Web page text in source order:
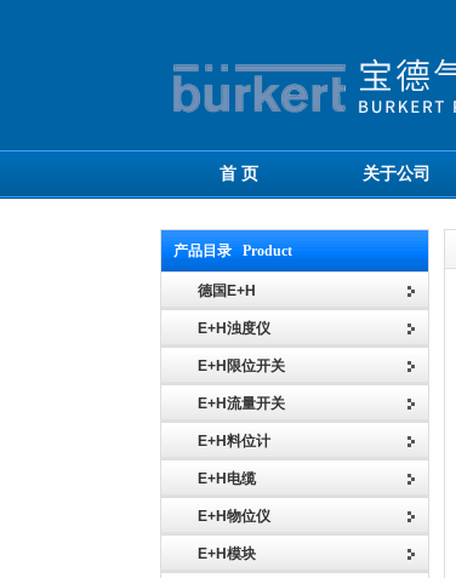
首 页 关于公司
产品目录 Product
德国E+H
E+H浊度仪
E+H限位开关
E+H流量开关
E+H料位计
E+H电缆
E+H物位仪
E+H模块